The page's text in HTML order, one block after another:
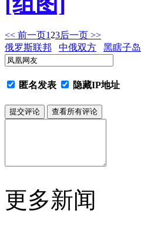
<< 前一页1 23后一页 >>
俄罗斯联邦
中俄双方 黑瞎子岛
匿名发表 隐藏IP地址
更多新闻